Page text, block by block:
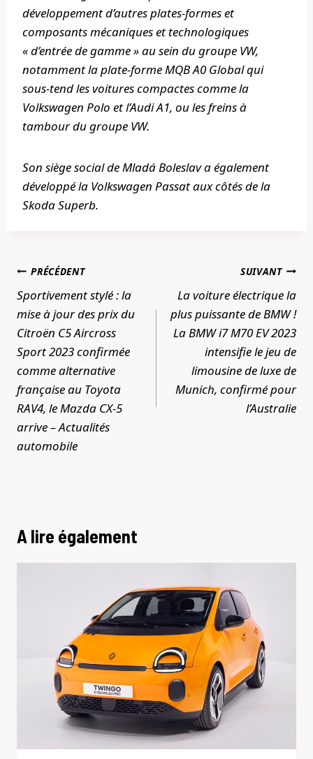
développement d’autres plates-formes et
composants mécaniques et technologiques
« d’entrée de gamme » au sein du groupe VW,
notamment la plate-forme MQB A0 Global qui
sous-tend les voitures compactes comme la
Volkswagen Polo et l’Audi A1, ou les freins à
tambour du groupe VW.
Son siège social de Mladá Boleslav a également
développé la Volkswagen Passat aux côtés de la
Skoda Superb.
Navigation
de
l’article
PRÉCÉDENT
Sportivement stylé : la
mise à jour des prix du
Citroën C5 Aircross
Sport 2023 confirmée
comme alternative
française au Toyota
RAV4, le Mazda CX-5
arrive – Actualités
automobile
SUIVANT
La voiture électrique la
plus puissante de BMW !
La BMW i7 M70 EV 2023
intensifie le jeu de
limousine de luxe de
Munich, confirmé pour
l’Australie
A lire également